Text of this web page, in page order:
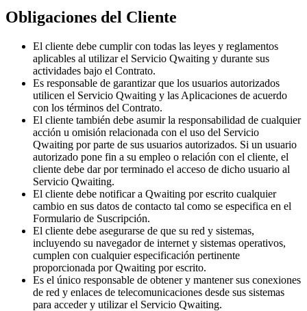
Obligaciones del Cliente
El cliente debe cumplir con todas las leyes y reglamentos
aplicables al utilizar el Servicio Qwaiting y durante sus
actividades bajo el Contrato.
Es responsable de garantizar que los usuarios autorizados
utilicen el Servicio Qwaiting y las Aplicaciones de acuerdo
con los términos del Contrato.
El cliente también debe asumir la responsabilidad de cualquier
acción u omisión relacionada con el uso del Servicio
Qwaiting por parte de sus usuarios autorizados. Si un usuario
autorizado pone fin a su empleo o relación con el cliente, el
cliente debe dar por terminado el acceso de dicho usuario al
Servicio Qwaiting.
El cliente debe notificar a Qwaiting por escrito cualquier
cambio en sus datos de contacto tal como se especifica en el
Formulario de Suscripción.
El cliente debe asegurarse de que su red y sistemas,
incluyendo su navegador de internet y sistemas operativos,
cumplen con cualquier especificación pertinente
proporcionada por Qwaiting por escrito.
Es el único responsable de obtener y mantener sus conexiones
de red y enlaces de telecomunicaciones desde sus sistemas
para acceder y utilizar el Servicio Qwaiting.